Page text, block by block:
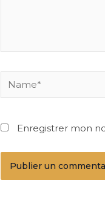
Name*
Enregistrer mon